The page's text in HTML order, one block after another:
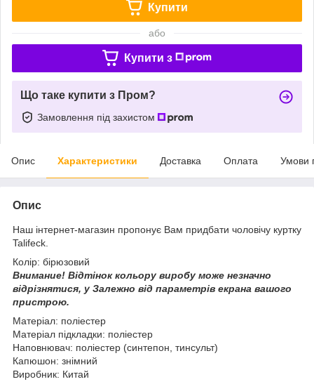
Купити
або
Купити з
Що таке купити з Пром?
Замовлення під захистом
Опис Характеристики Доставка Оплата Умови
Опис
Наш інтернет-магазин пропонує Вам придбати чоловічу куртку
Talifeck.
Колір: бірюзовий
Внимание! Відтінок кольору виробу може незначно
відрізнятися, у Залежно від параметрів екрана вашого
пристрою.
Матеріал: поліестер
Матеріал підкладки: поліестер
Наповнювач: поліестер (синтепон, тинсульт)
Капюшон: знімний
Виробник: Китай